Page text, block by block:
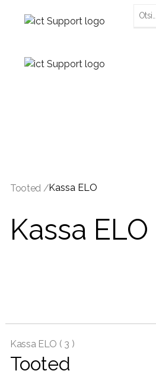
Tooted /Kassa ELO
Kassa ELO
Kassa ELO ( 3 )
Tooted